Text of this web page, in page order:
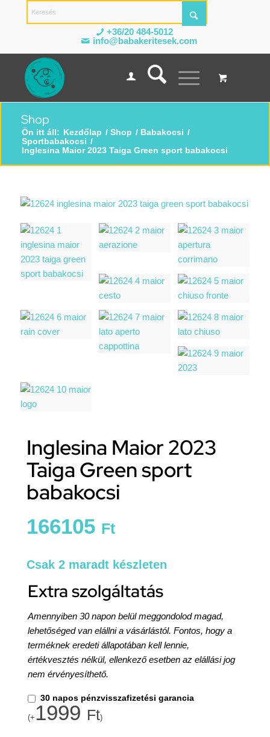
+36/20 484-5012
info@babakeritesek.com
Shop
Ön itt áll: Kezdőlap / Shop / Babakocsi /
Sportbabakocsi /
Inglesina Maior 2023 Taiga Green sport babakocsi
Inglesina Maior 2023
Taiga Green sport
babakocsi
166105 Ft
Csak 2 maradt készleten
Extra szolgáltatás
Amennyiben 30 napon belül meggondolod magad,
lehetőséged van elállni a vásárlástól. Fontos, hogy a
terméknek eredeti állapotában kell lennie,
értékvesztés nélkül, ellenkező esetben az elállási jog
nem érvényesíthető.
30 napos pénzvisszafizetési garancia
(+ 1999 Ft)